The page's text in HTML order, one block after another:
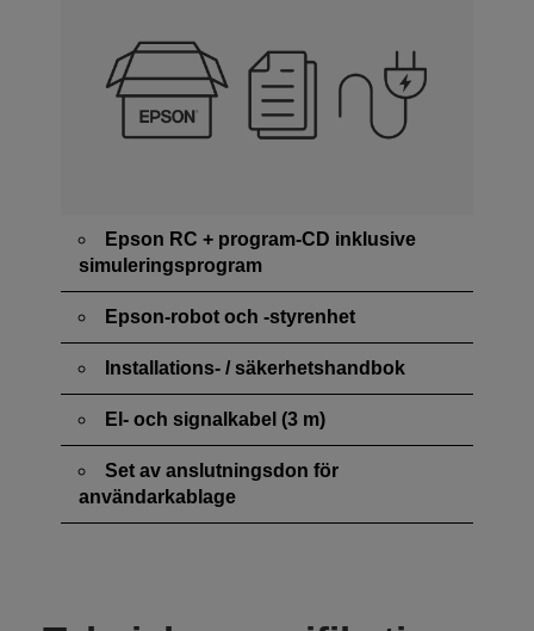
Epson RC + program-CD inklusive
simuleringsprogram
Epson-robot och -styrenhet
Installations- / säkerhetshandbok
El- och signalkabel (3 m)
Set av anslutningsdon för
användarkablage